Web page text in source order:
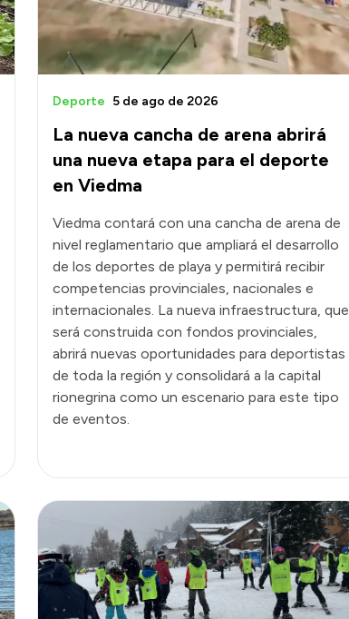
La nueva cancha de arena abrirá
una nueva etapa para el deporte
en Viedma
Deporte 5 de ago de 2026
Viedma contará con una cancha de arena de
nivel reglamentario que ampliará el desarrollo
de los deportes de playa y permitirá recibir
competencias provinciales, nacionales e
internacionales. La nueva infraestructura, que
será construida con fondos provinciales,
abrirá nuevas oportunidades para deportistas
de toda la región y consolidará a la capital
rionegrina como un escenario para este tipo
de eventos.